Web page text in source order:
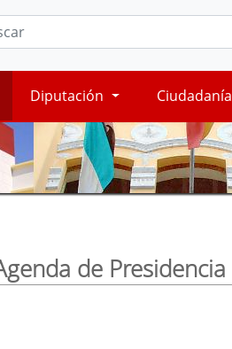
Diputación Ciudadanía
de Presidencia